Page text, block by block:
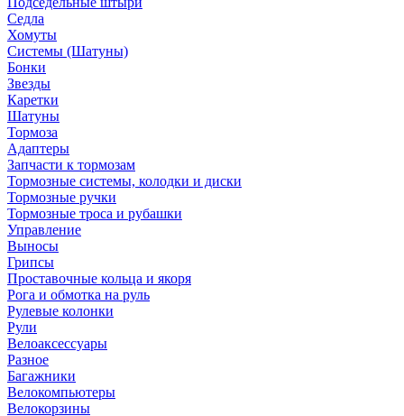
Седла
Хомуты
Системы (Шатуны)
Бонки
Звезды
Каретки
Шатуны
Тормоза
Адаптеры
Запчасти к тормозам
Тормозные системы, колодки и диски
Тормозные ручки
Тормозные троса и рубашки
Управление
Выносы
Грипсы
Проставочные кольца и якоря
Рога и обмотка на руль
Рулевые колонки
Рули
Велоаксессуары
Разное
Багажники
Велокомпьютеры
Велокорзины